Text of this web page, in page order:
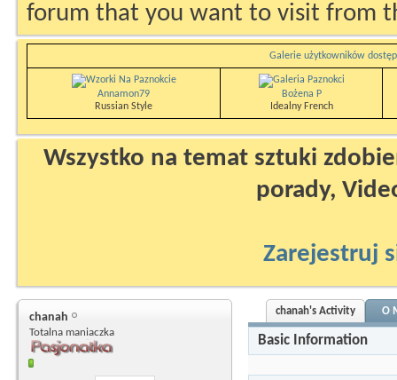
forum that you want to visit from
Galerie użytkowników
Annamon79
Russian Style
Bożena P
Idealny French
Wszystko na temat sztuki
porady,
Zarejestruj
chanah
Totalna maniaczka
chanah's Activity O
Basic Information